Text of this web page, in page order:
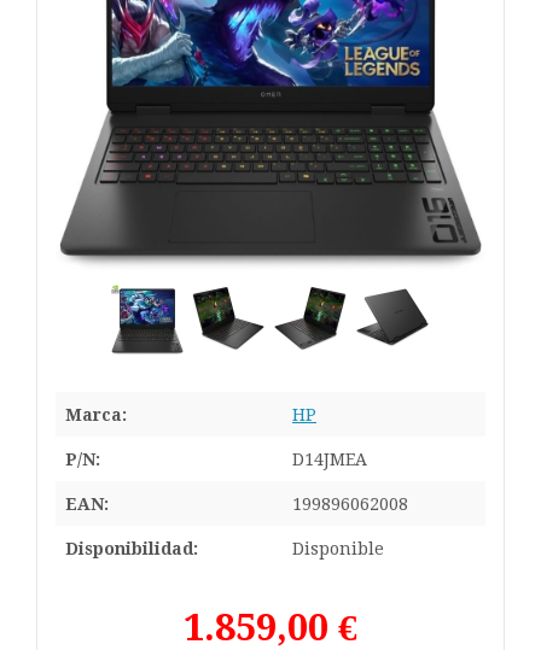
Marca: HP
P/N: D14JMEA
EAN: 199896062008
Disponibilidad: Disponible
1.859,00 €